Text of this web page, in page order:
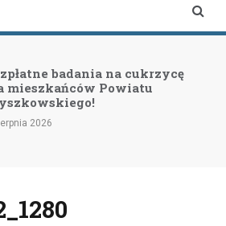
badania na cukrzycę
mieszkańców Powiatu
2026